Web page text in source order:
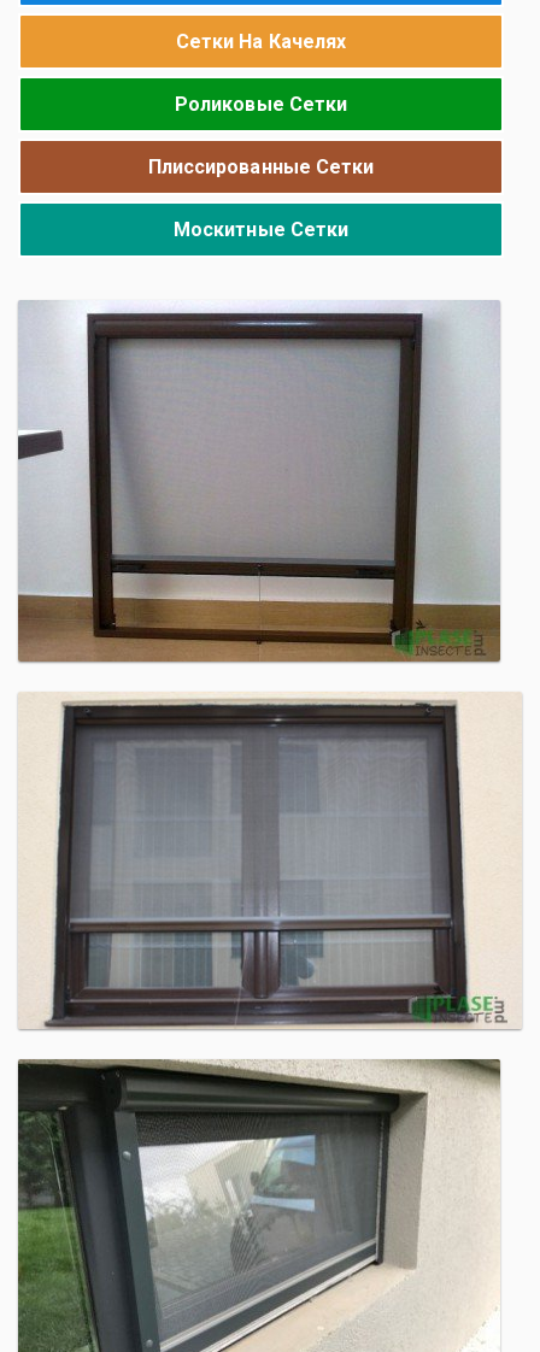
Сетки На Качелях
Роликовые Сетки
Плиссированные Сетки
Москитные Сетки